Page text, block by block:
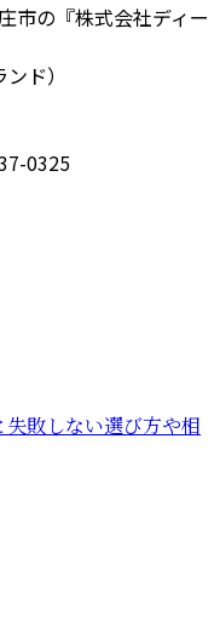
市の『株式会社ディー
ド）
0325
敗しない選び方や相